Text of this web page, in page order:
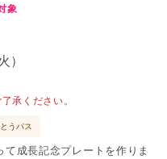
象
）
承ください。
うパス
成長記念プレートを作りま